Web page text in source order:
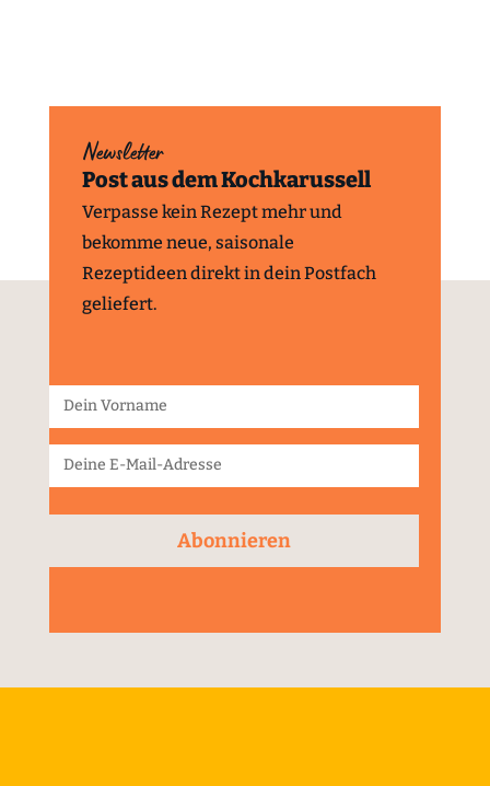
Newsletter
Post aus dem Kochkarussell
Verpasse kein Rezept mehr und
bekomme neue, saisonale
Rezeptideen direkt in dein Postfach
geliefert.
Abonnieren